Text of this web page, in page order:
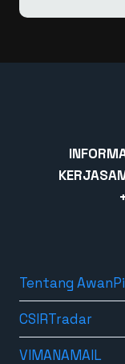
Tentang
CSIRTradar
VIMANAMAIL